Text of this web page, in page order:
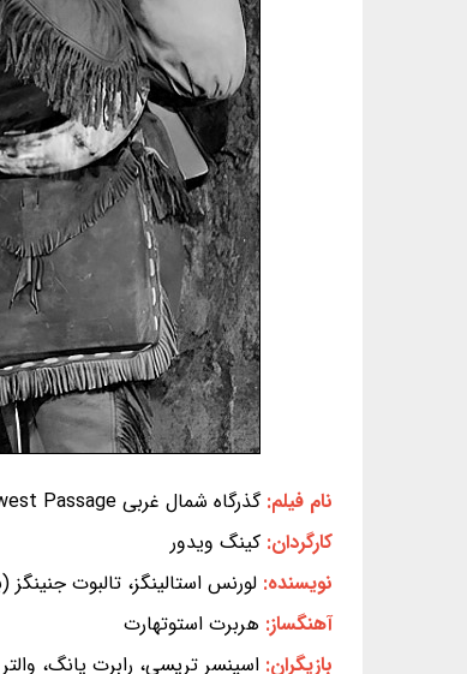
نام فیلم:گذرگاه شمال غربى Northwest Passage
کارگردان: کینگ ویدور
نویسنده: لورنس استالینگز، تالبوت
آهنگساز: هربرت استوتهارت
بازیگران:اسپنسر تریسی، رابرت یانگ،